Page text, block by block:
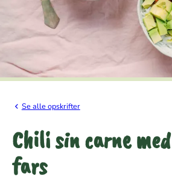
Se alle opskrifter
Chili sin carne
fars